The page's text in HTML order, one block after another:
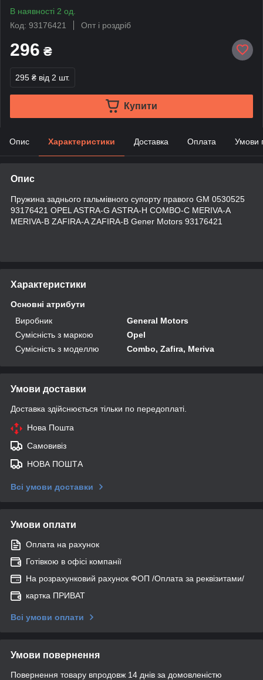
В наявності 2 од.
Код: 93176421
Опт і роздріб
296 ₴
295 ₴ від 2 шт.
Купити
Опис Характеристики Доставка Оплата Умови
Опис
Пружина заднього гальмівного супорту правого GM 0530525
93176421 OPEL ASTRA-G ASTRA-H COMBO-C MERIVA-A
MERIVA-B ZAFIRA-A ZAFIRA-B Gener Motors 93176421
Характеристики
Основні атрибути
Виробник
General Motors
Сумісність з маркою
Opel
Сумісність з моделлю
Combo, Zafira, Meriva
Умови доставки
Доставка здійснюється тільки по передоплаті.
Нова Пошта
Самовивіз
НОВА ПОШТА
Всі умови доставки
Умови оплати
Оплата на рахунок
Готівкою в офісі компанії
На розрахунковий рахунок ФОП /Оплата за реквізитами/
картка ПРИВАТ
Всі умови оплати
Умови повернення
Повернення товару впродовж 14 днів за домовленістю